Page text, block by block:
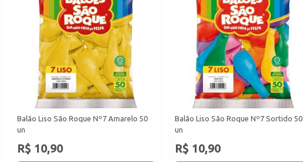
Balão Liso São Roque Nº7 Amarelo 50
un
R$ 10,90
Balão Liso São Roque Nº7 Sortido 50
un
R$ 10,90